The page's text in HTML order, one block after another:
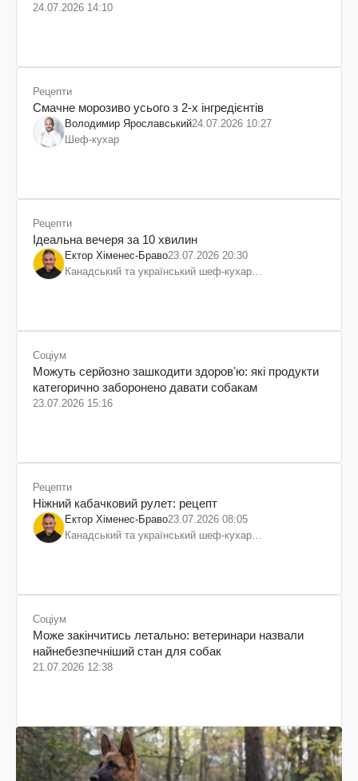
24.07.2026 14:10
Рецепти
Смачне морозиво усього з 2-х інгредієнтів
Володимир Ярославський24.07.2026 10:27
Шеф-кухар
Рецепти
Ідеальна вечеря за 10 хвилин
Ектор Хіменес-Браво23.07.2026 20:30
Канадський та український шеф-кухар
Соціум
Можуть серйозно зашкодити здоровʼю: які продукти
категорично заборонено давати собакам
23.07.2026 15:16
Рецепти
Ніжний кабачковий рулет: рецепт
Ектор Хіменес-Браво23.07.2026 08:05
Канадський та український шеф-кухар
Соціум
Може закінчитись летально: ветеринари назвали
найнебезпечніший стан для собак
21.07.2026 12:38